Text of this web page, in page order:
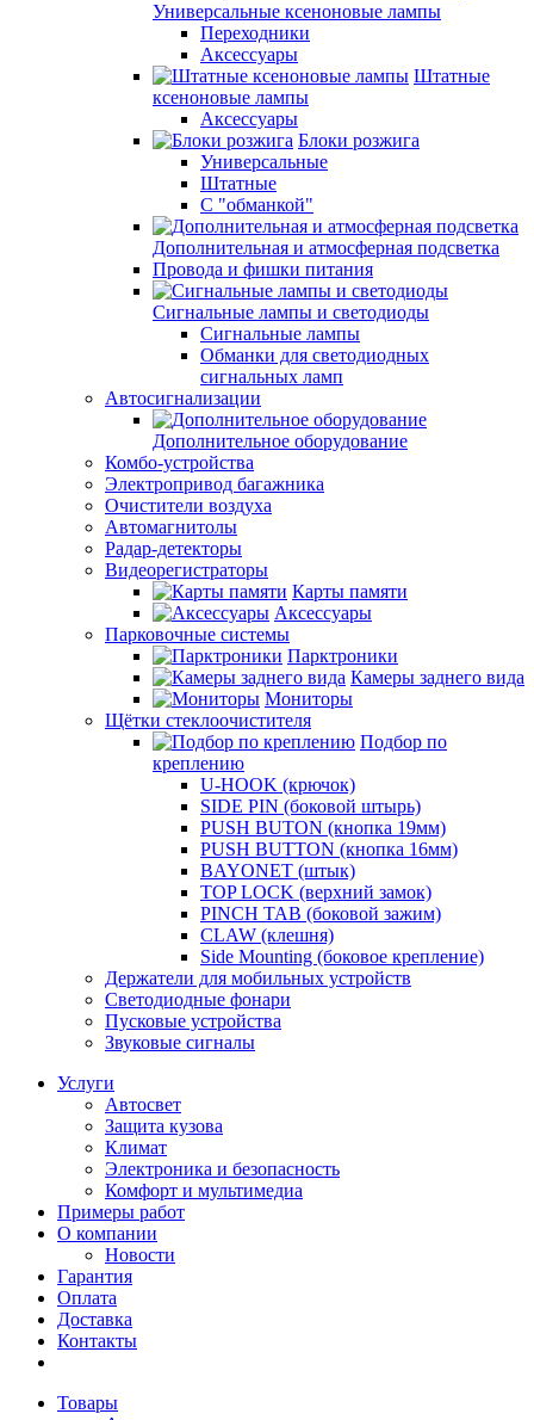
Универсальные ксеноновые лампы
Переходники
Аксессуары
Штатные
ксеноновые лампы
Аксессуары
Блоки розжига
Универсальные
Штатные
С "обманкой"
Дополнительная и атмосферная подсветка
Провода и фишки питания
Cигнальные лампы и светодиоды
Сигнальные лампы
Обманки для светодиодных
сигнальных ламп
Автосигнализации
Дополнительное оборудование
Комбо-устройства
Электропривод багажника
Очистители воздуха
Автомагнитолы
Радар-детекторы
Видеорегистраторы
Карты памяти
Аксессуары
Парковочные системы
Парктроники
Камеры заднего вида
Мониторы
Щётки стеклоочистителя
Подбор по
креплению
U-HOOK (крючок)
SIDE PIN (боковой штырь)
PUSH BUTON (кнопка 19мм)
PUSH BUTTON (кнопка 16мм)
BAYONET (штык)
TOP LOCK (верхний замок)
PINCH TAB (боковой зажим)
CLAW (клешня)
Side Mounting (боковое крепление)
Держатели для мобильных устройств
Светодиодные фонари
Пусковые устройства
Звуковые сигналы
Услуги
Автосвет
Защита кузова
Климат
Электроника и безопасность
Комфорт и мультимедиа
Примеры работ
О компании
Новости
Гарантия
Оплата
Доставка
Контакты
Товары